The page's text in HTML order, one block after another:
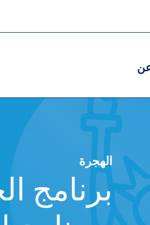
الهجرة
برنامج